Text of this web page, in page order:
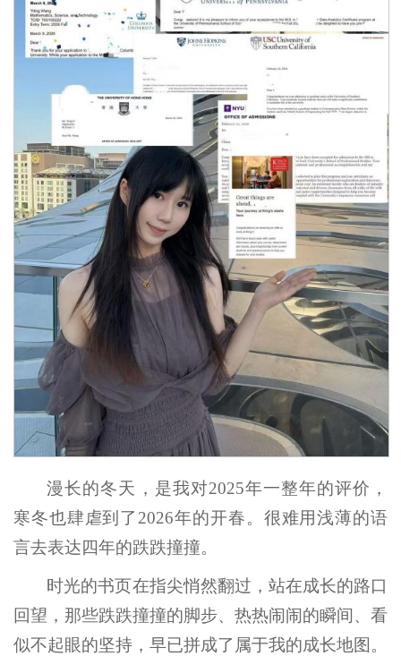
漫长的冬天，是我对2025年一整年的评价，
寒冬也肆虐到了2026年的开春。很难用浅薄的语
言去表达四年的跌跌撞撞。
时光的书页在指尖悄然翻过，站在成长的路口
回望，那些跌跌撞撞的脚步、热热闹闹的瞬间、看
似不起眼的坚持，早已拼成了属于我的成长地图。